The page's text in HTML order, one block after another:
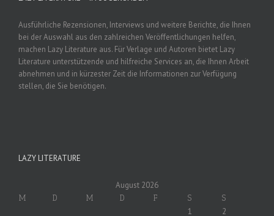
Ausführliche Rezensionen, Interviews und weitere Berichte, die Ihnen
bei der Auswahl aus den zahlreichen Veröffentlichungen helfen,
machen Lazy Literature aus. Für Verlage und Autoren bietet Lazy
Literature unterstützende und hilfreiche Services an, die Ihnen Arbeit
abnehmen und in kürzester Zeit die Informationen zur Verfügung
stellen, die Sie benötigen.
LAZY LITERATURE
August 2026
M D M D F S S
1 2